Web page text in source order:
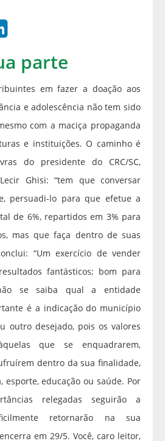
parte
em fazer a doação aos
e adolescência não tem sido
com a maciça propaganda
e instituições. O caminho é
do presidente do CRC/SC,
Ghisi: “tem que conversar
persuadi-lo para que efetue a
de 6%, repartidos em 3% para
mas que faça dentro de suas
“Um exercício de vender
fantásticos; bom para
se saiba qual a entidade
é a indicação do município
outro desejado, pois os valores
que se enquadrarem,
dentro da sua finalidade,
educação ou saúde. Por
relegadas seguirão a
retornarão na sua
em 29/5. Você, caro leitor,